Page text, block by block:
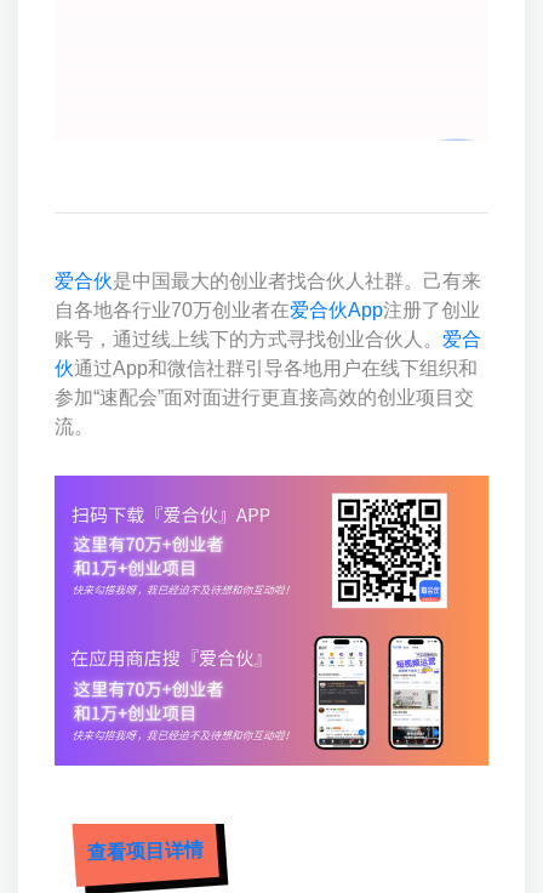
爱合伙是中国最大的创业者找合伙人社群。己有来
自各地各行业70万创业者在爱合伙App注册了创业
账号，通过线上线下的方式寻找创业合伙人。 爱合
伙通过App和微信社群引导各地用户在线下组织和
参加“速配会”面对面进行更直接高效的创业项目交
流。
查看项目详情